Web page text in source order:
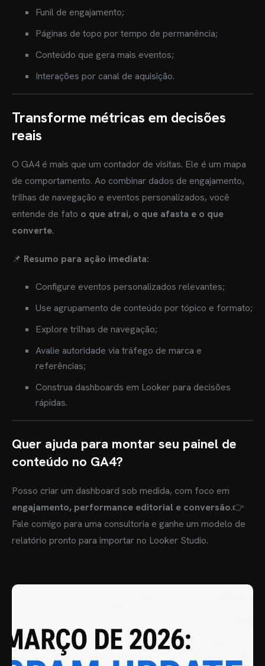
Funil de engajamento;
Páginas de topo por tempo de permanência;
Conteúdo que gera mais eventos;
Interações por canal de aquisição.
Transforme métricas em decisões
reais
O GA4 é mais que um contador de visitas. Ele é um mapa
de comportamento. Ao combinar dados de engajamento,
trilhas de navegação e eventos personalizados, você
entende de fato o que atrai, o que afasta e o que
converte.
📌 Resumo para ação imediata:
Configure eventos personalizados relevantes;
Use agrupamento de conteúdo por tópico e formato;
Explore trilhas de navegação;
Avalie autoridade via tráfego de marca e
referências;
Construa dashboards em Looker para decisões
rápidas.
Quer ajuda para montar seu painel de
conteúdo no GA4?
Posso criar um dashboard sob medida, com foco em
engajamento, performance editorial e conversão.👉
Fale comigo para uma consultoria e ganhe um modelo de
relatório pronto para importar no Looker Studio.